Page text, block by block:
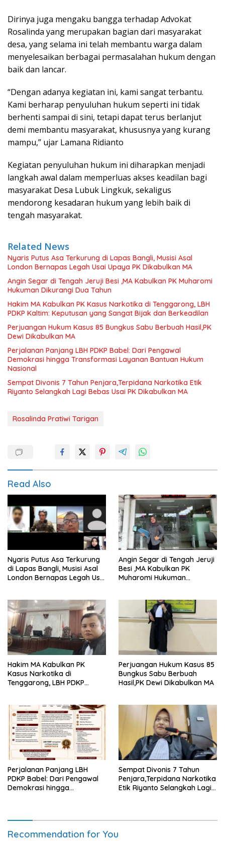
Dirinya juga mengaku bangga terhadap Advokat
Rosalinda yang merupakan bagian dari masyarakat
desa, yang selama ini telah membantu warga dalam
menyelesaikan berbagai permasalahan hukum dengan
baik dan lancar.
“Dengan adanya kegiatan ini, kami sangat terbantu.
Kami berharap penyuluhan hukum seperti ini tidak
berhenti sampai di sini, tetapi dapat terus berlanjut
demi membantu masyarakat, khususnya yang kurang
mampu,” ujar Lamana Ridianto
Kegiatan penyuluhan hukum ini diharapkan menjadi
langkah awal dalam memperluas akses keadilan bagi
masyarakat Desa Lubuk Lingkuk, sekaligus
mendorong kesadaran hukum yang lebih baik di
tengah masyarakat.
Related News
Nyaris Putus Asa Terkurung di Lapas Bangli, Musisi Asal
London Bernapas Legah Usai Upaya PK Dikabulkan MA
Angin Segar di Tengah Jeruji Besi ,MA Kabulkan PK Muharomi
Hukuman Dikurangi Dua Tahun
Hakim MA Kabulkan PK Kasus Narkotika di Tenggarong, LBH
PDKP Kaltim: Keputusan yang Sangat Bijak dan Berkeadilan
Perjuangan Hukum Kasus 85 Bungkus Sabu Berbuah Hasil,PK
Dewi Dikabulkan MA
Perjalanan Panjang LBH PDKP Babel: Dari Pengawal
Demokrasi hingga Transformasi Layanan Bantuan Hukum
Nasional
Sempat Divonis 7 Tahun Penjara,Terpidana Narkotika Etik
Riyanto Selangkah Lagi Bebas Usai PK Dikabulkan MA
Rosalinda Pratiwi Tarigan
Read Also
Nyaris Putus Asa Terkurung
di Lapas Bangli, Musisi Asal
London Bernapas Legah Usai
Angin Segar di Tengah Jeruji
Besi ,MA Kabulkan PK
Muharomi Hukuman
Hakim MA Kabulkan PK
Kasus Narkotika di
Tenggarong, LBH PDKP
Berkeadilan
Perjuangan Hukum Kasus 85
Bungkus Sabu Berbuah
Hasil,PK Dewi Dikabulkan MA
Perjalanan Panjang LBH
PDKP Babel: Dari Pengawal
Demokrasi hingga
Sempat Divonis 7 Tahun
Penjara,Terpidana Narkotika
Etik Riyanto Selangkah Lagi
Recommendation for You